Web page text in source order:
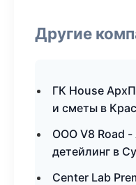
Другие
ГК House
и сметы в
ООО V8 Road -
детейлинг в
Center Lab